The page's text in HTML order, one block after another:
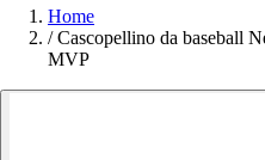
Home
/ Cascopellino da baseball
MVP